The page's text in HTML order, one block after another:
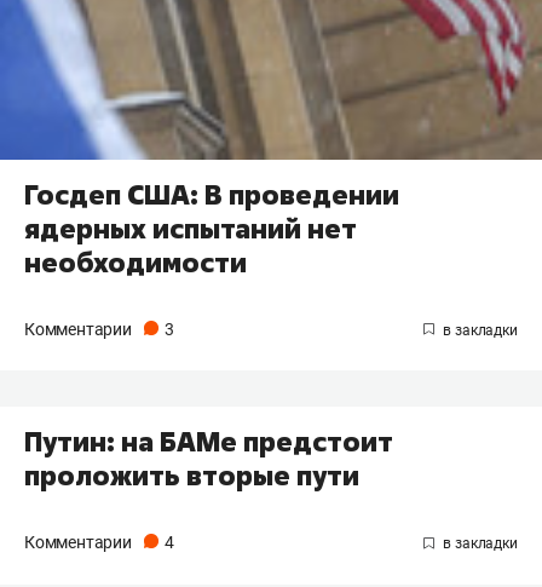
Госдеп США: В проведении
ядерных испытаний нет
необходимости
Комментарии 3
Путин: на БАМе предстоит
проложить вторые пути
Комментарии 4